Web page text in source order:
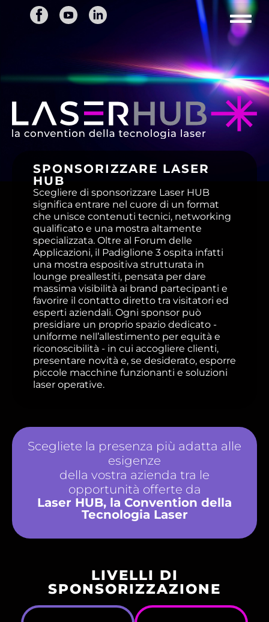
SPONSORIZZARE LASER
HUB
Scegliere di sponsorizzare Laser HUB
significa entrare nel cuore di un format
che unisce contenuti tecnici, networking
qualificato e una mostra altamente
specializzata. Oltre al Forum delle
Applicazioni, il Padiglione 3 ospita infatti
una mostra espositiva strutturata in
lounge preallestiti, pensata per dare
massima visibilità ai brand partecipanti e
favorire il contatto diretto tra visitatori ed
esperti aziendali. Ogni sponsor può
presidiare un proprio spazio dedicato -
uniforme nell’allestimento per equità e
riconoscibilità - in cui accogliere clienti,
presentare novità e, se desiderato, esporre
piccole macchine funzionanti e soluzioni
laser operative.
Scegliete la presenza più adatta alle
esigenze
della vostra azienda tra le
opportunità offerte da
Laser HUB, la Convention della
Tecnologia Laser
LIVELLI DI
SPONSORIZZAZIONE